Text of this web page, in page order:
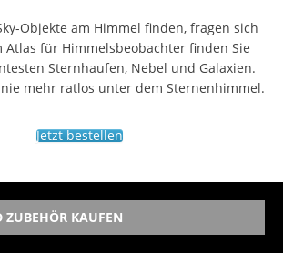
Objekte am Himmel finden, fragen sich
Atlas für Himmelsbeobachter finden Sie
Sternhaufen, Nebel und Galaxien.
mehr ratlos unter dem Sternenhimmel.
Jetzt bestellen
ZUBEHÖR KAUFEN